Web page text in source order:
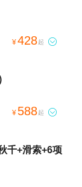
¥428起 
¥ 588起 
千+滑索+6项